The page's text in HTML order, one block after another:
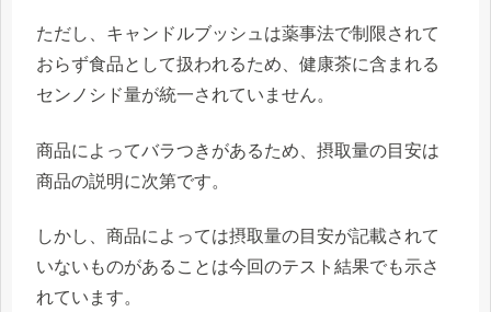
ただし、キャンドルブッシュは薬事法で制限されて
おらず食品として扱われるため、健康茶に含まれる
センノシド量が統一されていません。
商品によってバラつきがあるため、摂取量の目安は
商品の説明に次第です。
しかし、 商品によっては摂取量の目安が記載されて
いないものがある ことは今回のテスト結果でも示さ
れています。